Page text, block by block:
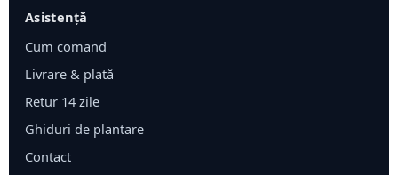
Asistență
Cum comand
Livrare & plată
Retur 14 zile
Ghiduri de plantare
Contact